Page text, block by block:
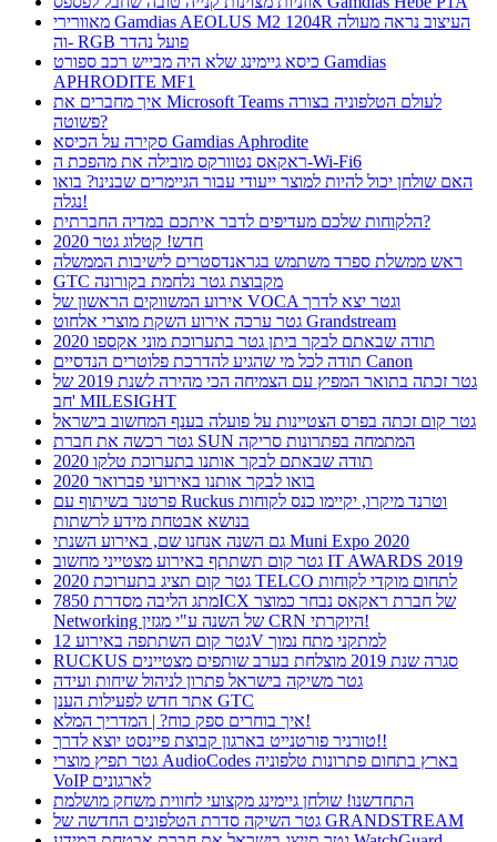
מאוורירי Gamdias AEOLUS M2 1204R העיצוב נראה מעולה
וה- RGB פועל נהדר
כיסא גיימינג שלא היה מבייש רכב ספורט Gamdias
APHRODITE MF1
איך מחברים את Microsoft Teams לעולם הטלפוניה בצורה
פשוטה?
סקירה על הכיסא Gamdias Aphrodite
ראקאס נטוורקס מובילה את מהפכת ה-Wi-Fi6
האם שולחן יכול להיות למוצר ייעודי עבור הגיימרים שבנינו? בואו
נגלה!
הלקוחות שלכם מעדיפים לדבר איתכם במדיה החברתית?
חדש! קטלוג גטר 2020
ראש ממשלת ספרד משתמש בגראנדסטרים לישיבות הממשלה
GTC מקבוצת גטר נלחמת בקורונה
אירוע המשווקים הראשון של VOCA וגטר יצא לדרך
גטר ערכה אירוע השקת מוצרי אלחוט Grandstream
תודה שבאתם לבקר ביתן גטר בתערוכת מוני אקספו 2020
תודה לכל מי שהגיע להדרכת פלוטרים הנדסיים Canon
גטר זכתה בתואר המפיץ עם הצמיחה הכי מהירה לשנת 2019 של
חב' MILESIGHT
גטר קום זכתה בפרס הצטיינות על פועלה בענף המחשוב בישראל
גטר רכשה את חברת SUN המתמחה בפתרונות סריקה
תודה שבאתם לבקר אותנו בתערוכת טלקו 2020
בואו לבקר אותנו באירועי פברואר 2020
פרטנר בשיתוף עם Ruckus וטרנד מיקרו, יקיימו כנס לקוחות
בנושא אבטחת מידע לרשתות
גם השנה אנחנו שם, באירוע השנתי Muni Expo 2020
גטר קום תשתתף באירוע מצטייני מחשוב IT AWARDS 2019
גטר קום תציג בתערוכת 2020 TELCO לתחום מוקדי לקוחות
מתג הליבה מסדרת 7850ICX של חברת ראקאס נבחר כמוצר
Networking של השנה ע"י מגזין CRN היוקרתי!
גטר קום השתתפה באירוע 12V למתקני מתח נמוך
RUCKUS סגרה שנת 2019 מוצלחת בערב שותפים מצטיינים
גטר משיקה בישראל פתרון לניהול שיחות ועידה
אתר חדש לפעילות הענן GTC
איך בוחרים ספק כוח? | המדריך המלא!
טורניר פורטנייט בארגון קבוצת פיינסט יוצא לדרך!!
גטר תפיץ מוצרי AudioCodes בארץ בתחום פתרונות טלפוניה
VoIP לארגונים
התחדשנו! שולחן גיימינג מקצועי לחווית משחק מושלמת
גטר השיקה סדרת הטלפונים החדשה של GRANDSTREAM